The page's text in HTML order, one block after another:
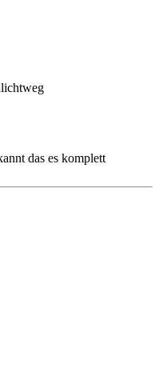
das es komplett